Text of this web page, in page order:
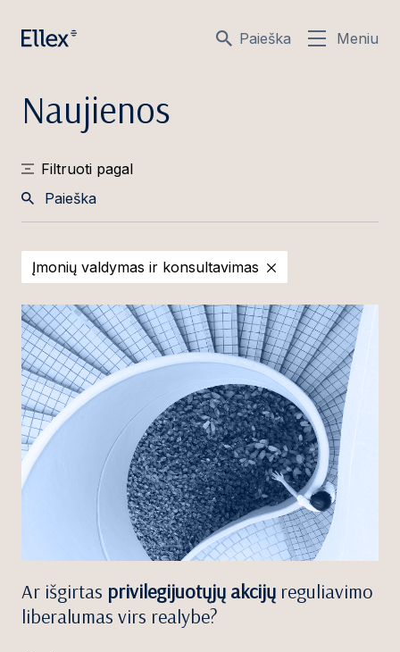
Paieška Meniu
Naujienos
Filtruoti pagal
Įmonių valdymas ir konsultavimas
Ar išgirtas privilegijuotųjų akcijų reguliavimo
liberalumas virs realybe?